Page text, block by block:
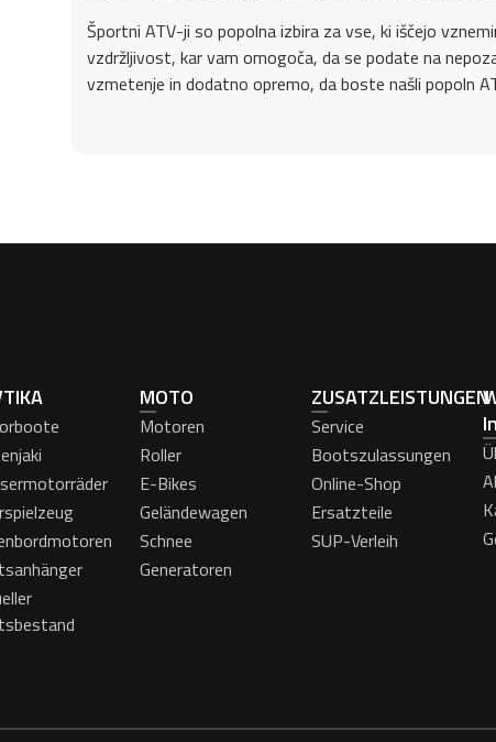
Športni ATV-ji so popolna izbira za vse, ki iščejo
vzdržljivost, kar vam omogoča, da se podate na
vzmetenje in dodatno opremo, da boste našli popoln
MOTO
Motoren
Roller
E-Bikes
Geländewagen
Schnee
Generatoren
ZUSATZLEISTUNGEN
Service
Bootszulassungen
Online-Shop
Ersatzteile
SUP-Verleih